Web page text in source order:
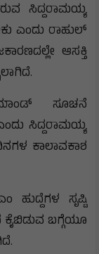
ಸಿದ್ದರಾಮಯ್ಯ
ಎಂದು ರಾಹುಲ್
ಆಸಕ್ತಿ
ಸೂಚನೆ
ಸಿದ್ದರಾಮಯ್ಯ
ಕಾಲಾವಕಾಶ
ಹುದ್ದೆಗಳ ಸೃಷ್ಟಿ
ಬಗ್ಗೆಯೂ